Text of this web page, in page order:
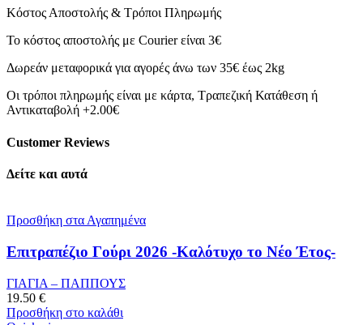
Κόστος Αποστολής & Τρόποι Πληρωμής
Το κόστος αποστολής με Courier είναι 3€
Δωρεάν μεταφορικά για αγορές άνω των 35€ έως 2kg
Οι τρόποι πληρωμής είναι με κάρτα, Τραπεζική Κατάθεση ή
Αντικαταβολή +2.00€
Customer Reviews
Δείτε και αυτά
Προσθήκη στα Αγαπημένα
Επιτραπέζιο Γούρι 2026 -Καλότυχο το Νέο Έτος-
ΓΙΑΓΙΑ – ΠΑΠΠΟΥΣ
19.50 €
Προσθήκη στο καλάθι